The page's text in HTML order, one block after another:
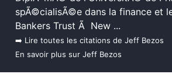
spÃ©cialisÃ©e dans la finance et
Bankers Trust Ã New ...
➡️ Lire toutes les citations de Jeff Bezos
En savoir plus sur Jeff Bezos